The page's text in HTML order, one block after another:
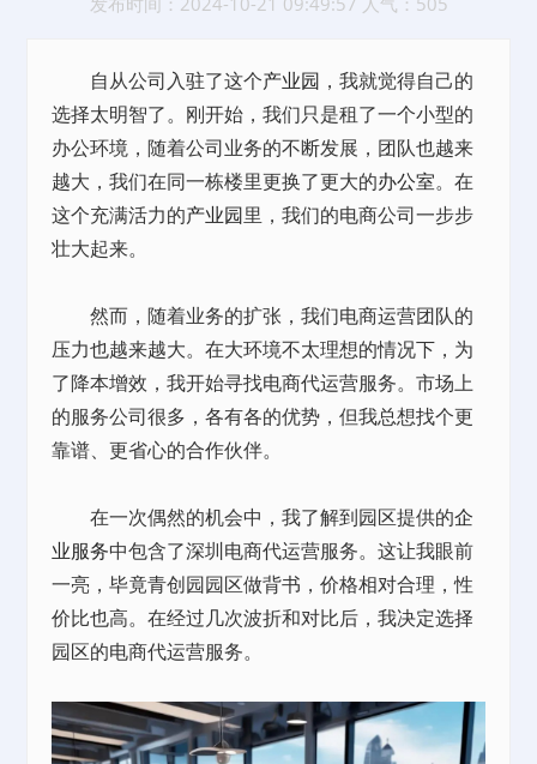
自从公司入驻了这个产业园 ，我就觉得自己的
选择太明智了。刚开始，我们只是租了一个小型的
办公环境，随着公司业务的不断发展，团队也越来
越大，我们在同一栋楼里更换了更大的办公室。在
这个充满活力的产业园里，我们的电商公司一步步
壮大起来。
然而，随着业务的扩张，我们电商运营团队的
压力也越来越大。在大环境不太理想的情况下，为
了降本增效，我开始寻找电商代运营服务。市场上
的服务公司很多，各有各的优势，但我总想找个更
靠谱、更省心的合作伙伴。
在一次偶然的机会中，我了解到园区提供的企
业服务中包含了深圳电商代运营服务。这让我眼前
一亮，毕竟青创园园区做背书，价格相对合理，性
价比也高。在经过几次波折和对比后，我决定选择
园区的电商代运营服务。